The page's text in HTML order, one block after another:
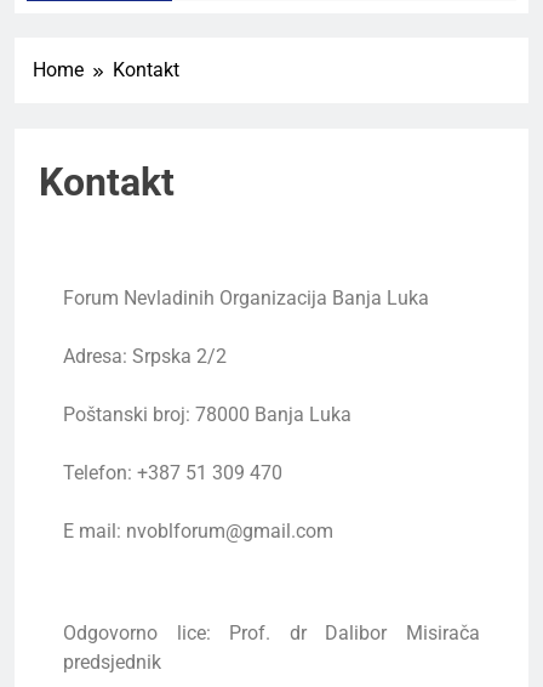
Home Kontakt
Kontakt
Forum Nevladinih Organizacija Banja Luka
Adresa: Srpska 2/2
Poštanski broj: 78000 Banja Luka
Telefon: +387 51 309 470
E mail: nvoblforum@gmail.com
Odgovorno lice: Prof. dr Dalibor Misirača
predsjednik